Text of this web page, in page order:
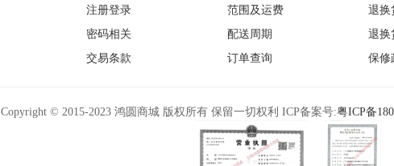
注册登录
密码相关
交易条款
范围及运费
配送周期
订单查询
退换
退换
保修
Copyright © 2015-2023 鸿圆商城 版权所有 保留一切权利 ICP备案号:粤ICP备